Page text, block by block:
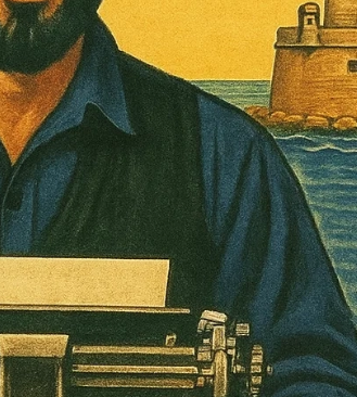
Σας ευχαριστούμε θερμά.